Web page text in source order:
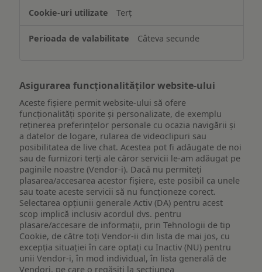
pe
dispozitiv
Terț
Câteva secunde
Asigurarea funcționalităților website-ului
Aceste fișiere permit website-ului să ofere
funcționalități sporite și personalizate, de exemplu
reţinerea preferinţelor personale cu ocazia navigării și
a datelor de logare, rularea de videoclipuri sau
posibilitatea de live chat. Acestea pot fi adăugate de noi
sau de furnizori terți ale căror servicii le-am adăugat pe
paginile noastre (Vendor-i). Dacă nu permiteți
plasarea/accesarea acestor fișiere, este posibil ca unele
sau toate aceste servicii să nu funcționeze corect.
Selectarea opțiunii generale Activ (DA) pentru acest
scop implică inclusiv acordul dvs. pentru
plasare/accesare de informații, prin Tehnologii de tip
Cookie, de către toți Vendor-ii din lista de mai jos, cu
excepția situației în care optați cu Inactiv (NU) pentru
unii Vendor-i, în mod individual, în lista generală de
Vendori, pe care o regăsiți la secțiunea